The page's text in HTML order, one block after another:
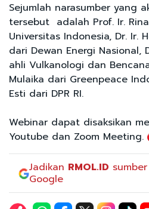
Sejumlah narasumber yang
tersebut adalah Prof. Ir.
Universitas Indonesia, Dr. Ir.
dari Dewan Energi Nasional,
ahli Vulkanologi dan
Mulaika dari Greenpeace
Esti dari DPR RI.
Webinar dapat disaksikan
Youtube dan Zoom Meeting.
Jadikan RMOL.ID
Google